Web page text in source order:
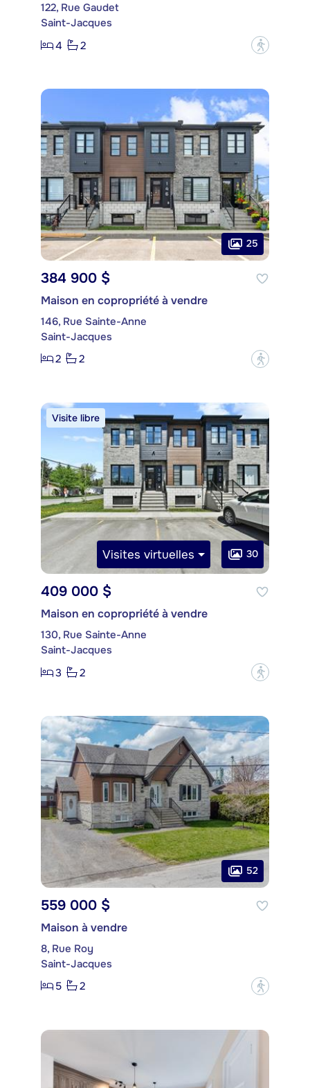
122, Rue Gaudet
Saint-Jacques
4
2 ?
25
384 900 $
Maison en copropriété à vendre
146, Rue Sainte-Anne
Saint-Jacques
2
2 ?
Visite libre
Visites virtuelles 30
409 000 $
Maison en copropriété à vendre
130, Rue Sainte-Anne
Saint-Jacques
3
2 ?
52
559 000 $
Maison à vendre
8, Rue Roy
Saint-Jacques
5
2 ?